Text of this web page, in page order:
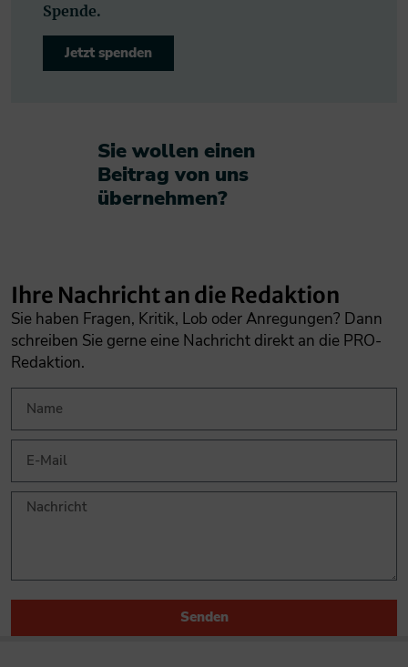
Spende.
Jetzt spenden
Sie wollen einen
Beitrag von uns
übernehmen?​
Ihre Nachricht an die Redaktion
Sie haben Fragen, Kritik, Lob oder Anregungen? Dann
schreiben Sie gerne eine Nachricht direkt an die PRO-
Redaktion.
Senden